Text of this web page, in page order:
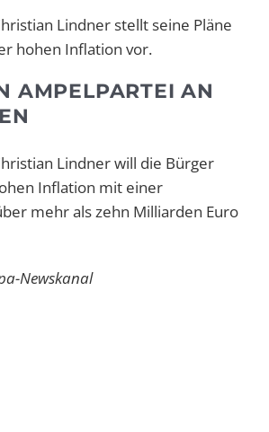
Lindner stellt seine Pläne
hohen Inflation vor.
AMPELPARTEI AN
Lindner will die Bürger
Inflation mit einer
mehr als zehn Milliarden Euro
Newskanal